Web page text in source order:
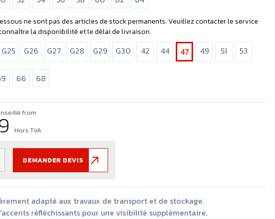
comme de nuit
ne sont pas des articles de stock permanents. Veuillez contacter le service
la disponibilité et le délai de livraison.
G25 G26 G27 G28 G29 G30 42 44 47 49 51 53
66 68
from
Hors TVA
DEMANDER DEVIS
adapté aux travaux de transport et de stockage.
réfléchissants pour une visibilité supplémentaire.